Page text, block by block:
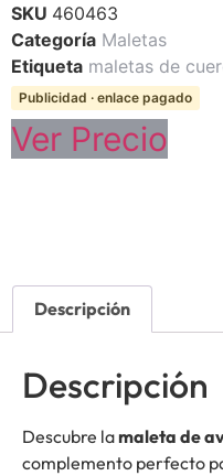
SKU 460463
Categoría Maletas
Etiqueta maletas de
Publicidad · enlace pagado
Ver Precio
Descripción
Descripción
Descubre lamaleta de
complemento perfecto